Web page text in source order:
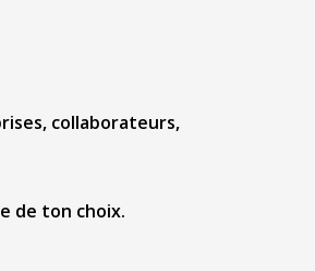
collaborateurs,
de ton choix.